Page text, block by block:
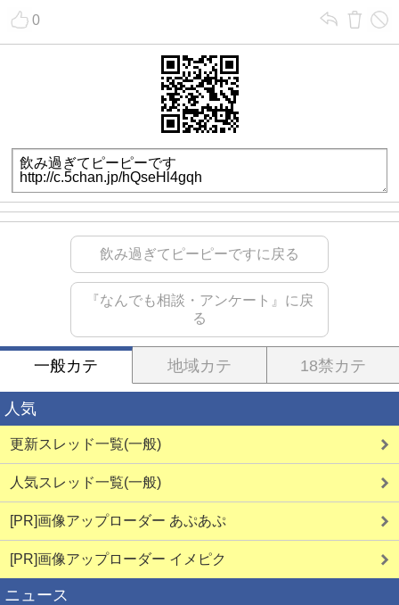
0
飲み過ぎてピーピーですに戻る
『なんでも相談・アンケート』に戻
る
一般カテ 地域カテ 18禁カテ
人気
更新スレッド一覧(一般)
人気スレッド一覧(一般)
[PR]画像アップローダー あぷあぷ
[PR]画像アップローダー イメピク
ニュース